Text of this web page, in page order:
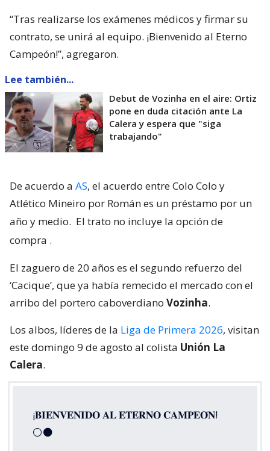
“Tras realizarse los exámenes médicos y firmar su
contrato, se unirá al equipo. ¡Bienvenido al Eterno
Campeón!”, agregaron.
Lee también...
Debut de Vozinha en el aire: Ortiz
pone en duda citación ante La
Calera y espera que "siga
trabajando"
De acuerdo a AS, el acuerdo entre Colo Colo y
Atlético Mineiro por Román es un préstamo por un
año y medio. El trato no incluye la opción de
compra .
El zaguero de 20 años es el segundo refuerzo del
‘Cacique’, que ya había remecido el mercado con el
arribo del portero caboverdiano Vozinha.
Los albos, líderes de la Liga de Primera 2026, visitan
este domingo 9 de agosto al colista Unión La
Calera.
¡𝐁𝐈𝐄𝐍𝐕𝐄𝐍𝐈𝐃𝐎 𝐀𝐋 𝐄𝐓𝐄𝐑𝐍𝐎 𝐂𝐀𝐌𝐏𝐄𝐎́𝐍!
⚪⚫